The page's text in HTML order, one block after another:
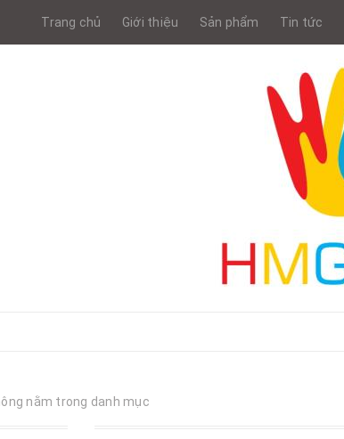
Trang chủ Giới thiệu Sản phẩm Tin tức
nằm trong danh mục